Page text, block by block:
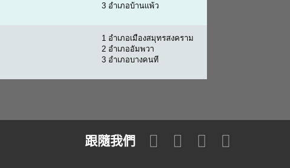
3 อำเภอบ้านแพ้ว
1 อำเภอเมืองสมุทรสงคราม
2 อำเภออัมพวา
3 อำเภอบางคนที
跟隨我們